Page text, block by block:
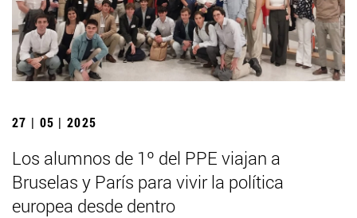
27 | 05 | 2025
Los alumnos de 1º del PPE viajan a
Bruselas y París para vivir la política
europea desde dentro